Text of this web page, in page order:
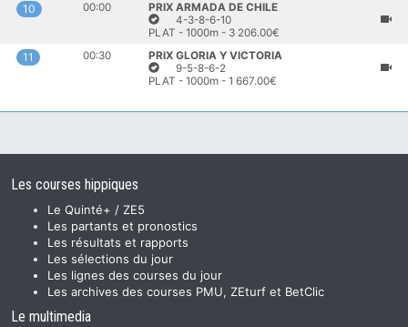
10 00:00
PRIX ARMADA DE CHILE
4-3-8-6-10
PLAT - 1000m - 3 206.00€
11 00:30
PRIX GLORIA Y VICTORIA
9-5-8-6-2
PLAT - 1000m - 1 667.00€
Les courses hippiques
Le Quinté+ / ZE5
Les partants et pronostics
Les résultats et rapports
Les sélections du jour
Les lignes des courses du jour
Les archives des courses PMU, ZEturf et BetClic
Le multimedia